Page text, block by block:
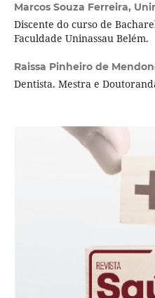
Marcos Souza Ferreira,
Discente do curso de
Faculdade Uninassau Belém.
Raissa Pinheiro de
Dentista. Mestra e